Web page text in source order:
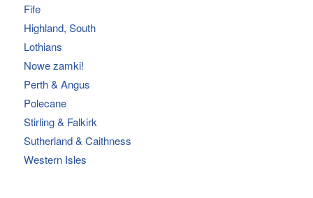
Fife
Highland, South
Lothians
Nowe zamki!
Perth & Angus
Polecane
Stirling & Falkirk
Sutherland & Caithness
Western Isles